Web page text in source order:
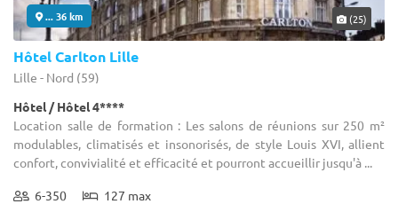
... 36 km (25)
Hôtel Carlton Lille
Lille - Nord (59)
Hôtel / Hôtel 4****
Location salle de formation : Les salons de réunions sur 250 m²
modulables, climatisés et insonorisés, de style Louis XVI, allient
confort, convivialité et efficacité et pourront accueillir jusqu'à ...
6-350 127 max